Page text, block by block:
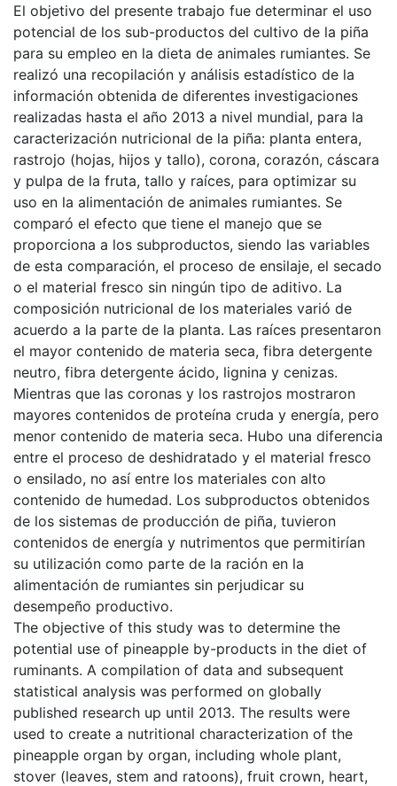
El objetivo del presente trabajo fue determinar el uso
potencial de los sub-productos del cultivo de la piña
para su empleo en la dieta de animales rumiantes. Se
realizó una recopilación y análisis estadístico de la
información obtenida de diferentes investigaciones
realizadas hasta el año 2013 a nivel mundial, para la
caracterización nutricional de la piña: planta entera,
rastrojo (hojas, hijos y tallo), corona, corazón, cáscara
y pulpa de la fruta, tallo y raíces, para optimizar su
uso en la alimentación de animales rumiantes. Se
comparó el efecto que tiene el manejo que se
proporciona a los subproductos, siendo las variables
de esta comparación, el proceso de ensilaje, el secado
o el material fresco sin ningún tipo de aditivo. La
composición nutricional de los materiales varió de
acuerdo a la parte de la planta. Las raíces presentaron
el mayor contenido de materia seca, fibra detergente
neutro, fibra detergente ácido, lignina y cenizas.
Mientras que las coronas y los rastrojos mostraron
mayores contenidos de proteína cruda y energía, pero
menor contenido de materia seca. Hubo una diferencia
entre el proceso de deshidratado y el material fresco
o ensilado, no así entre los materiales con alto
contenido de humedad. Los subproductos obtenidos
de los sistemas de producción de piña, tuvieron
contenidos de energía y nutrimentos que permitirían
su utilización como parte de la ración en la
alimentación de rumiantes sin perjudicar su
desempeño productivo.
The objective of this study was to determine the
potential use of pineapple by-products in the diet of
ruminants. A compilation of data and subsequent
statistical analysis was performed on globally
published research up until 2013. The results were
used to create a nutritional characterization of the
pineapple organ by organ, including whole plant,
stover (leaves, stem and ratoons), fruit crown, heart,